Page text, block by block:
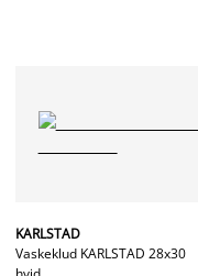
KARLSTAD
Vaskeklud KARLSTAD 28x30